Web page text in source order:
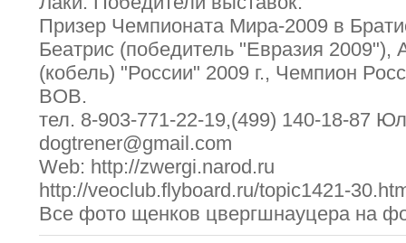
Призер Чемпионата Мира-2009 в
Беатрис (победитель "Евразия 2009"),
(кобель) "России" 2009 г., Чемпион
BOB.
тел. 8-903-771-22-19,(499) 140-18-87
dogtrener@gmail.com
Web: http://zwergi.narod.ru
http://veoclub.flyboard.ru/topic1421-
Все фото щенков цвергшнауцера на